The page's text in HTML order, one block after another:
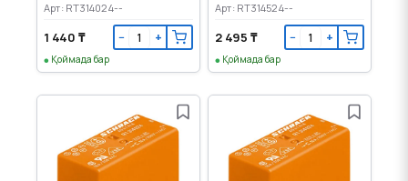
Арт: RT314024--
1 440 ₸ − +
Қоймада бар
Арт: RT314524--
2 495 ₸ − +
Қоймада бар